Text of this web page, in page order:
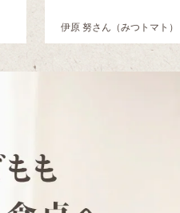
伊原 努さん（みつトマト）